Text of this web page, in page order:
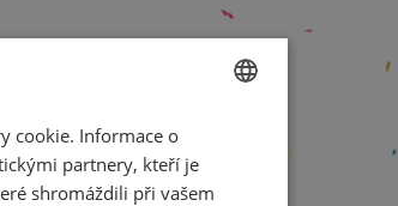
ENGLISH
cookie. Informace o
partnery, kteří je
shromáždili při vašem